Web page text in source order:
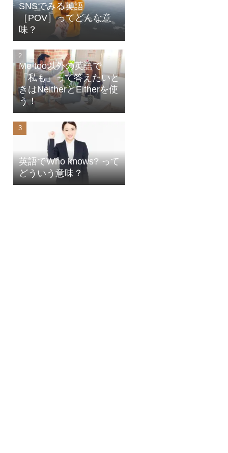
SNSでみる英語
［POV］ってどんな意
味？
Me too以外の英語で
「私も」って答えたいと
きはNeitherとEitherを使
う！
英語でWho knows? って
どういう意味？